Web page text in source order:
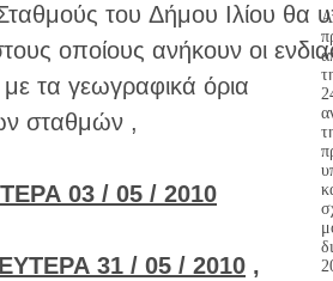
του Δήμου Ιλίου
οποίους ανήκουν οι
τα γεωγραφικά όρια
σταθμών ,
03 / 05 / 2010
31 / 05 / 2010 ,